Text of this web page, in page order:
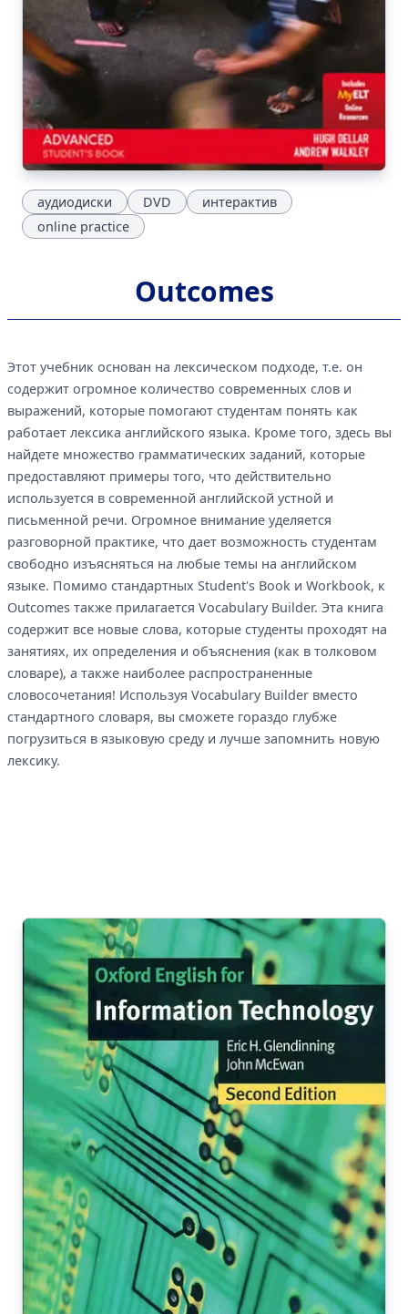
аудиодиски DVD
интерактив
online practice
Outcomes
Этот учебник основан на лексическом подходе, т.е. он
содержит огромное количество современных слов и
выражений, которые помогают студентам понять как
работает лексика английского языка. Кроме того, здесь вы
найдете множество грамматических заданий, которые
предоставляют примеры того, что действительно
используется в современной английской устной и
письменной речи. Огромное внимание уделяется
разговорной практике, что дает возможность студентам
свободно изъясняться на любые темы на английском
языке. Помимо стандартных Student's Book и Workbook, к
Outcomes также прилагается Vocabulary Builder. Эта книга
содержит все новые слова, которые студенты проходят на
занятиях, их определения и объяснения (как в толковом
словаре), а также наиболее распространенные
словосочетания! Используя Vocabulary Builder вместо
стандартного словаря, вы сможете гораздо глубже
погрузиться в языковую среду и лучше запомнить новую
лексику.